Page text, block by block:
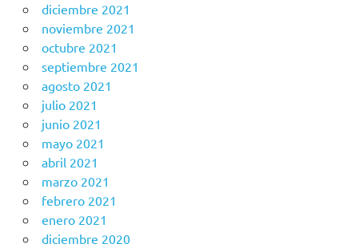
diciembre 2021
noviembre 2021
octubre 2021
septiembre 2021
agosto 2021
julio 2021
junio 2021
mayo 2021
abril 2021
marzo 2021
febrero 2021
enero 2021
diciembre 2020